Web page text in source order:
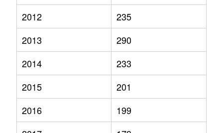
2012
235
2013
290
2014
233
2015
201
2016
199